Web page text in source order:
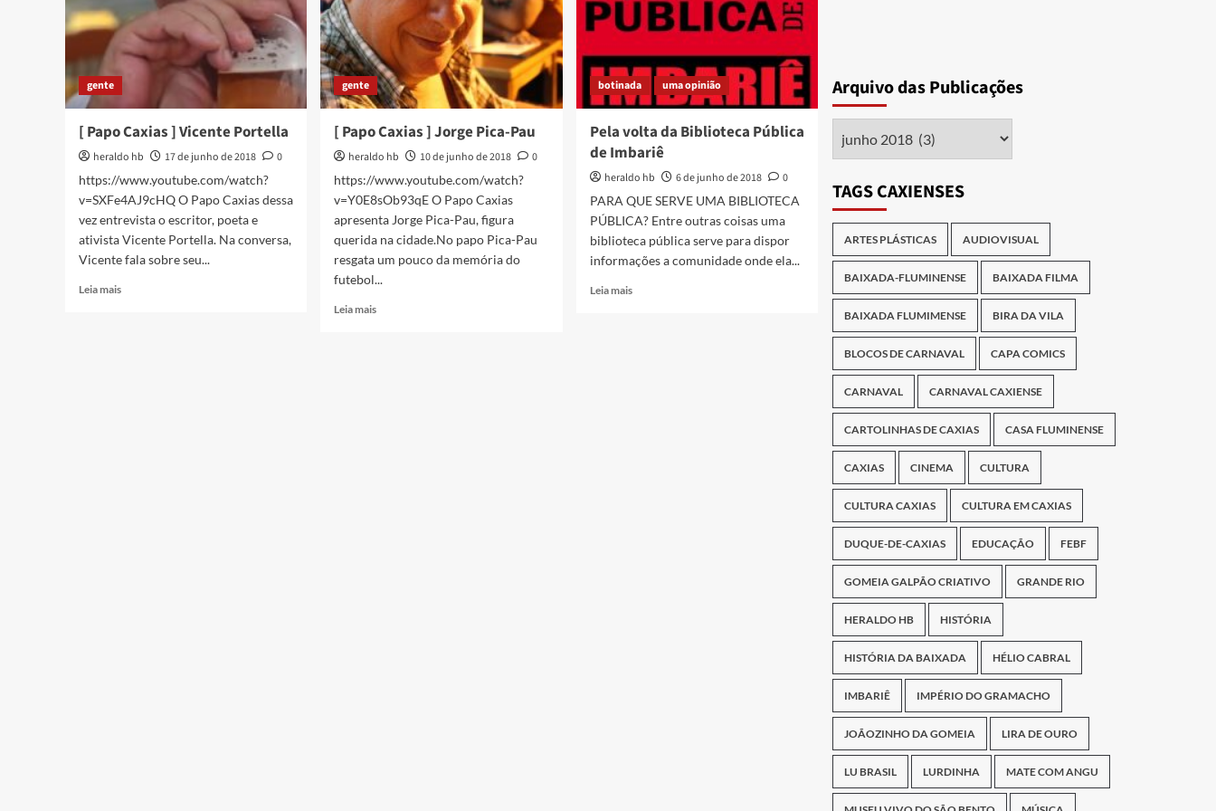
gente
[ Papo Caxias ] Vicente Portella
heraldo hb 17 de junho de 2018
0
https://www.youtube.com/watch?
v=SXFe4AJ9cHQ O Papo Caxias dessa
vez entrevista o escritor, poeta e
ativista Vicente Portella. Na conversa,
Vicente fala sobre seu...
Leia maisRead
gente
[ Papo Caxias ] Jorge Pica-Pau
heraldo hb 10 de junho de 2018
0
https://www.youtube.com/watch?
v=Y0E8sOb93qE O Papo Caxias
apresenta Jorge Pica-Pau, figura
querida na cidade.No papo Pica-Pau
resgata um pouco da memória do
futebol...
Leia maisRead
botinada uma opinião
Pela volta da Biblioteca Pública
de Imbariê
heraldo hb 6 de junho de 2018
0
PARA QUE SERVE UMA BIBLIOTECA
PÚBLICA? Entre outras coisas uma
biblioteca pública serve para dispor
informações a comunidade onde ela...
Leia maisRead
Arquivo das Publicações
das
TAGS CAXIENSES
ARTES PLÁSTICAS AUDIOVISUAL
BAIXADA-FLUMINENSE BAIXADA FILMA
BAIXADA FLUMIMENSE BIRA DA VILA
BLOCOS DE CARNAVAL CAPA COMICS
CARNAVAL CARNAVAL CAXIENSE
CARTOLINHAS DE CAXIAS CASA FLUMINENSE
CAXIAS CINEMA CULTURA
CULTURA CAXIAS CULTURA EM CAXIAS
DUQUE-DE-CAXIAS EDUCAÇÃO FEBF
GOMEIA GALPÃO CRIATIVO GRANDE RIO
HERALDO HB HISTÓRIA
HISTÓRIA DA BAIXADA HÉLIO CABRAL
IMBARIÊ IMPÉRIO DO GRAMACHO
JOÃOZINHO DA GOMEIA LIRA DE OURO
LU BRASIL LURDINHA MATE COM ANGU